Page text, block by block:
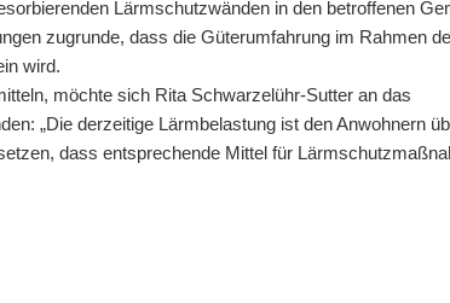
Lärmschutzwänden in den betroffenen
zugrunde, dass die Güterumfahrung im Rahmen
wird.
möchte sich Rita Schwarzelühr-Sutter an das
„Die derzeitige Lärmbelastung ist den Anwohnern
dass entsprechende Mittel für